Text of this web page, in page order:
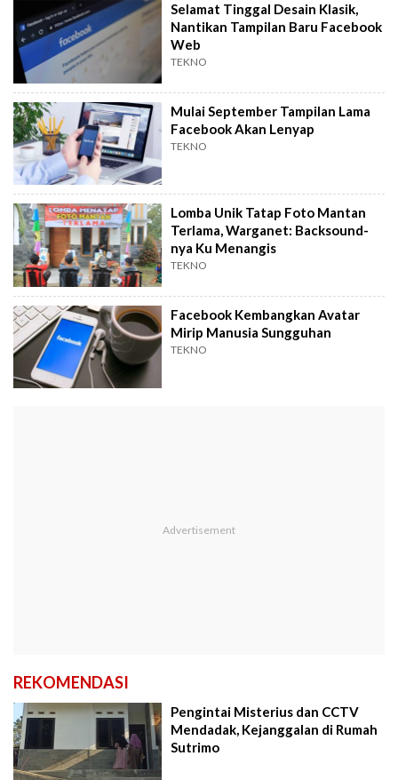
Selamat Tinggal Desain Klasik,
Nantikan Tampilan Baru Facebook
Web
TEKNO
Mulai September Tampilan Lama
Facebook Akan Lenyap
TEKNO
Lomba Unik Tatap Foto Mantan
Terlama, Warganet: Backsound-
nya Ku Menangis
TEKNO
Facebook Kembangkan Avatar
Mirip Manusia Sungguhan
TEKNO
REKOMENDASI
Pengintai Misterius dan CCTV
Mendadak, Kejanggalan di Rumah
Sutrimo